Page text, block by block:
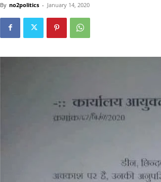
By no2politics - January 14, 2020